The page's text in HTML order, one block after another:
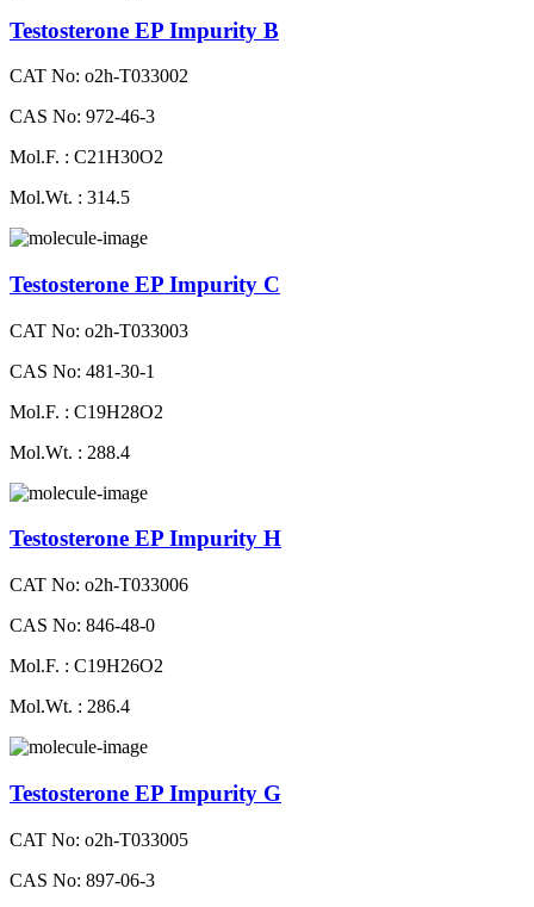
Testosterone EP Impurity B
CAT No: o2h-T033002
CAS No: 972-46-3
Mol.F. : C21H30O2
Mol.Wt. : 314.5
Testosterone EP Impurity C
CAT No: o2h-T033003
CAS No: 481-30-1
Mol.F. : C19H28O2
Mol.Wt. : 288.4
Testosterone EP Impurity H
CAT No: o2h-T033006
CAS No: 846-48-0
Mol.F. : C19H26O2
Mol.Wt. : 286.4
Testosterone EP Impurity G
CAT No: o2h-T033005
CAS No: 897-06-3